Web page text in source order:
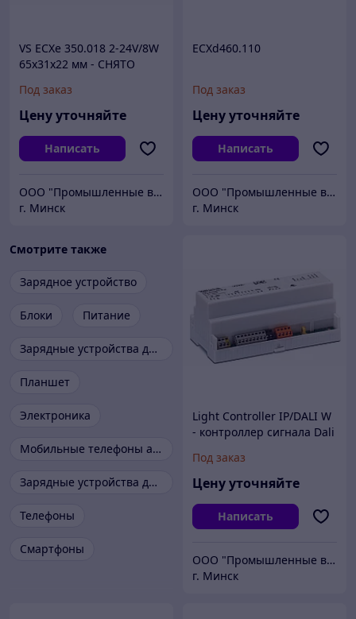
VS ECXe 350.018 2-24V/8W
65x31x22 мм - СНЯТО
Под заказ
Цену уточняйте
Написать
ООО "Промышленные вентиляторы и компоненты"
г. Минск
ECXd460.110
Под заказ
Цену уточняйте
Написать
ООО "Промышленные вентиляторы и компоненты"
г. Минск
Смотрите также
Зарядное устройство
Блоки Питание
Зарядные устройства для аккумуляторов
Планшет
Электроника
Мобильные телефоны аксессуары
Зарядные устройства для портативной техники
Телефоны
Смартфоны
Light Controller IP/DALI W
- контроллер сигнала Dali
Под заказ
Цену уточняйте
Написать
ООО "Промышленные вентиляторы и компоненты"
г. Минск